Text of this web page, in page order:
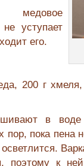
медовое
уступает
его.
200 г
в
пор, пока пена
поэтому к